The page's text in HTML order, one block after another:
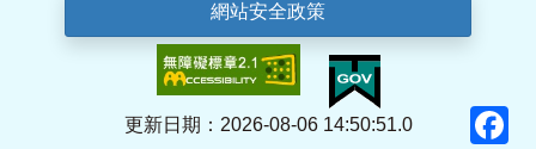
網站安全政策
更新日期：2026-08-06 14:50:51.0